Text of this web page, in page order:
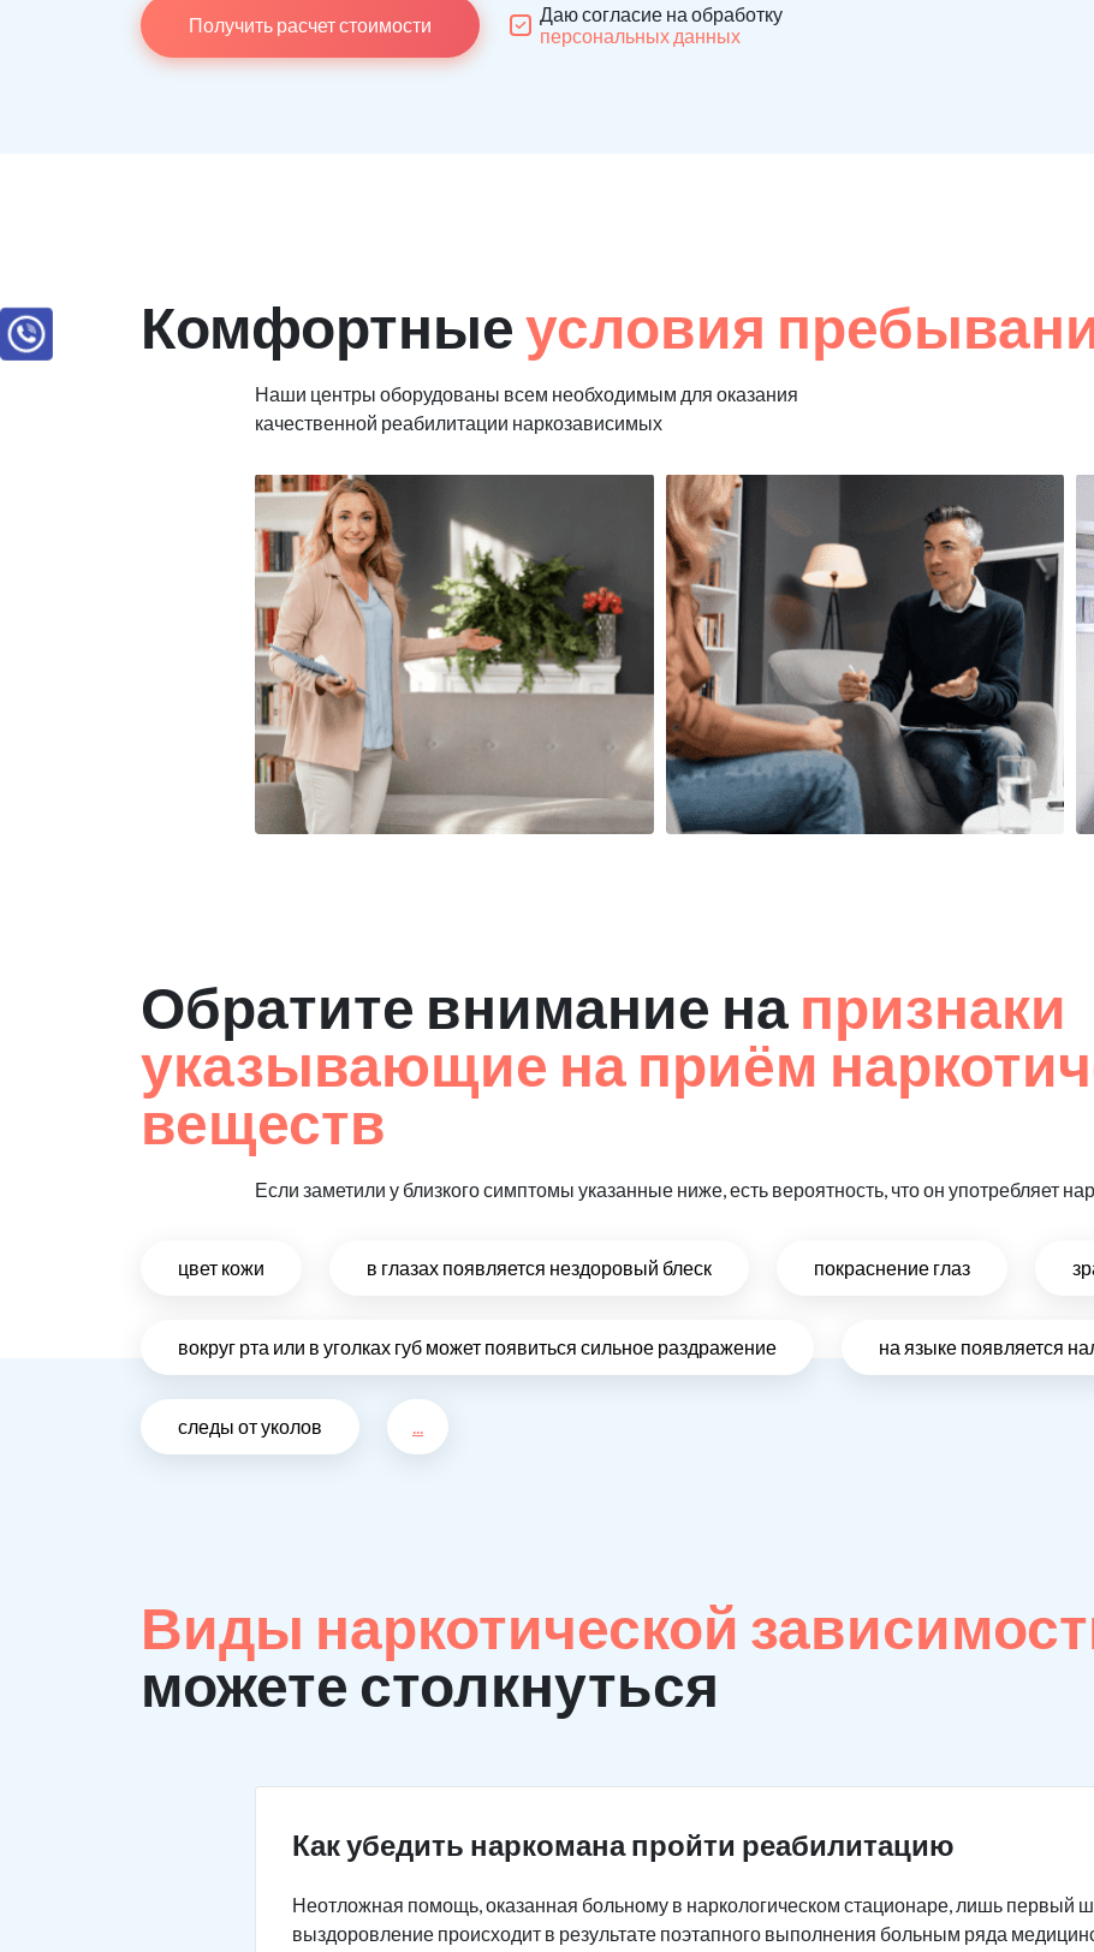
Получить расчет стоимости
Даю согласие на обработку
персональных данных
Комфортныеусловия
Наши центры оборудованы всем необходимым для оказания
качественной реабилитации наркозависимых
Обратите внимание на признаки
указывающие на приём
веществ
Если заметили у близкого симптомы указанные ниже, есть вероятность, что он употребляет
цвет кожи в глазах появляется нездоровый блеск покраснение глаз
вокруг рта или в уголках губ может появиться сильное раздражение на языке появляется
следы от уколов ...
Виды наркотической
можете столкнуться
Как убедить наркомана пройти реабилитацию
Неотложная помощь, оказанная больному в наркологическом стационаре, лишь первый
выздоровление происходит в результате поэтапного выполнения больным ряда